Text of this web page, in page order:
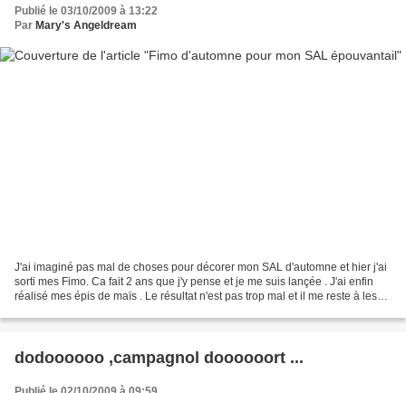
Publié le 03/10/2009 à 13:22
Par Mary's Angeldream
J'ai imaginé pas mal de choses pour décorer mon SAL d'automne et hier j'ai
sorti mes Fimo. Ca fait 2 ans que j'y pense et je me suis lançée . J'ai enfin
réalisé mes épis de maïs . Le résultat n'est pas trop mal et il me reste à les
dodoooooo ,campagnol doooooort ...